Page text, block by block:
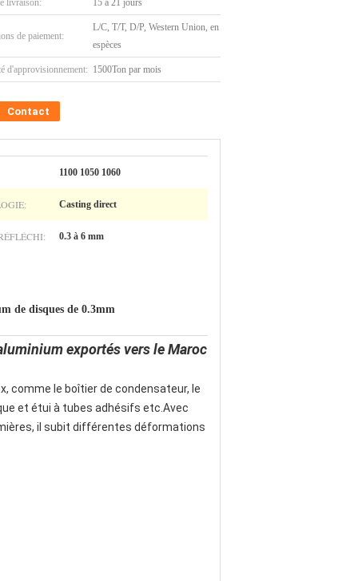
livraison: 15 à 21 jours
de paiement:
L/C, T/T, D/P, Western Union, en
espèces
d'approvisionnement: 1500Ton par mois
Contact
1100 1050 1060
Casting direct
0.3 à 6 mm
de disques de 0.3mm
exportés vers le Maroc
comme le boîtier de condensateur, le
et étui à tubes adhésifs etc.Avec
il subit différentes déformations